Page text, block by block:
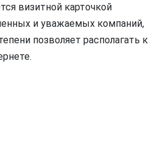
визитной карточкой
и уважаемых компаний,
позволяет располагать к